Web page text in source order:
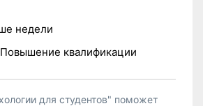
недели
квалификации
для студентов" поможет